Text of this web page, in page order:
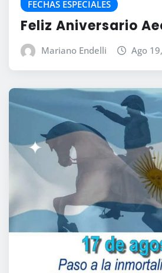
FECHAS ESPECIALES
Feliz Aniversario
Mariano Endelli Ago